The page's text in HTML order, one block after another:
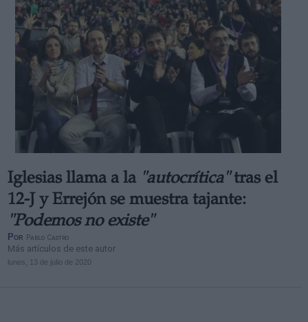
Iglesias llama a la "autocrítica"tras el
12-J y Errejón se muestra tajante:
"Podemos no existe"
Por Pablo Castro
Más artículos de este autor
lunes, 13 de julio de 2020